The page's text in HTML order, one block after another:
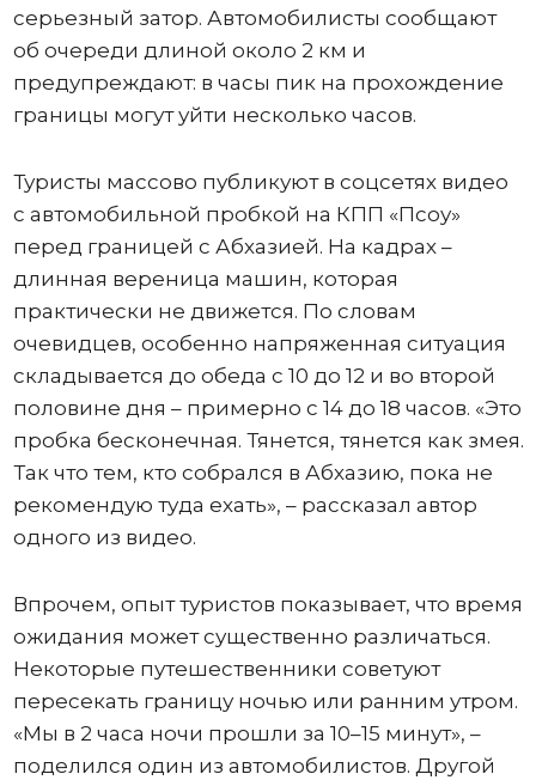
серьезный затор. Автомобилисты сообщают
об очереди длиной около 2 км и
предупреждают: в часы пик на прохождение
границы могут уйти несколько часов.
Туристы массово публикуют в соцсетях видео
с автомобильной пробкой на КПП «Псоу»
перед границей с Абхазией. На кадрах –
длинная вереница машин, которая
практически не движется. По словам
очевидцев, особенно напряженная ситуация
складывается до обеда с 10 до 12 и во второй
половине дня – примерно с 14 до 18 часов. «Это
пробка бесконечная. Тянется, тянется как змея.
Так что тем, кто собрался в Абхазию, пока не
рекомендую туда ехать», – рассказал автор
одного из видео.
Впрочем, опыт туристов показывает, что время
ожидания может существенно различаться.
Некоторые путешественники советуют
пересекать границу ночью или ранним утром.
«Мы в 2 часа ночи прошли за 10–15 минут», –
поделился один из автомобилистов. Другой